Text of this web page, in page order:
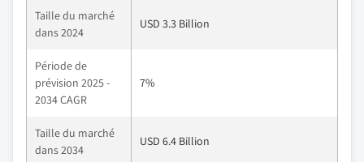
Taille du marché
dans 2024
USD 3.3 Billion
Période de
prévision 2025 -
2034 CAGR
7%
Taille du marché
dans 2034
USD 6.4 Billion